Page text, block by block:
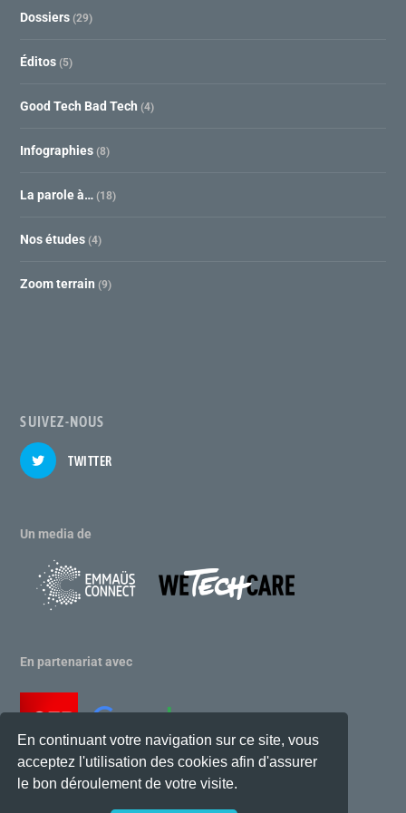
En continuant votre navigation sur ce site, vous
acceptez l'utilisation des cookies afin d'assurer
le bon déroulement de votre visite.
Dossiers (29)
Éditos (5)
Good Tech Bad Tech (4)
Infographies (8)
La parole à… (18)
Nos études (4)
Zoom terrain (9)
SUIVEZ-NOUS
TWITTER
Un media de
En partenariat avec